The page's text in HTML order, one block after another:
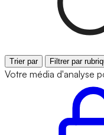
Trier par Filtrer par
Votre média d'analyse